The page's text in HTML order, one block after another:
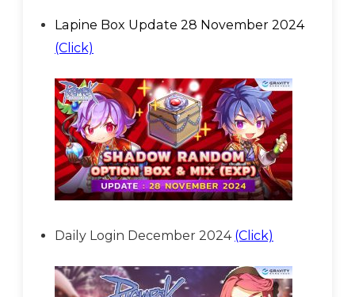
Lapine Box Update 28 November 2024
(Click)
Daily Login December 2024 (Click)